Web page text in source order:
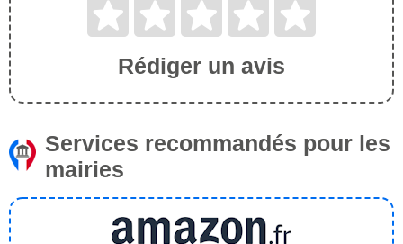
Rédiger un avis
Services recommandés pour les
mairies